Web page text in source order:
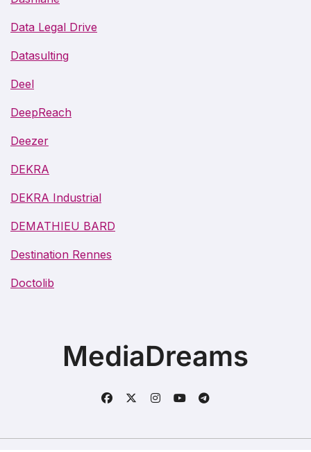
Data Legal Drive
Datasulting
Deel
DeepReach
Deezer
DEKRA
DEKRA Industrial
DEMATHIEU BARD
Destination Rennes
Doctolib
MediaDreams